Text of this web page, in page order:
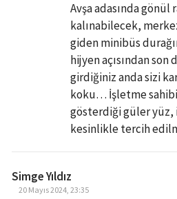
Avşa adasında gönül
kalınabilecek,
giden minibüs
hijyen açısından son
girdiğiniz anda sizi
koku… İşletme sahibi
gösterdiği güler yüz,
kesinlikle tercih
Simge Yıldız
20 Mayıs 2024, 23:35